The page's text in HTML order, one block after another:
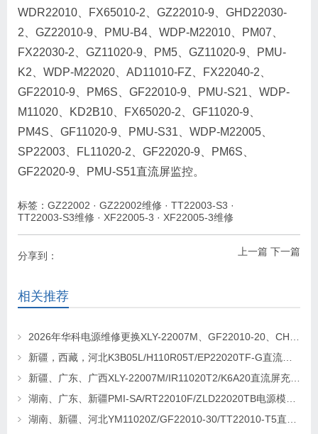
WDR22010、FX65010-2、GZ22010-9、GHD22030-
2、GZ22010-9、PMU-B4、WDP-M22010、PM07、
FX22030-2、GZ11020-9、PM5、GZ11020-9、PMU-
K2、WDP-M22020、AD11010-FZ、FX22040-2、
GF22010-9、PM6S、GF22010-9、PMU-S21、WDP-
M11020、KD2B10、FX65020-2、GF11020-9、
PM4S、GF11020-9、PMU-S31、WDP-M22005、
SP22003、FL11020-2、GF22020-9、PM6S、
GF22020-9、PMU-S51直流屏监控。
标签： GZ22002 · GZ22002维修 · TT22003-S3 ·
TT22003-S3维修 · XF22005-3 · XF22005-3维修
上一篇 下一篇
分享到：
相关推荐
2026年华科电源维修更换XLY-22007M、GF22010-20、CHR-22020直流屏充电模块
新疆，西藏，河北K3B05L/H110R05T/EP22020TF-G直流屏充电模块维修更换
新疆、广东、广西XLY-22007M/IR11020T2/K6A20直流屏充电模块维修更换
湖南、广东、新疆PMI-SA/RT22010F/ZLD22020TB电源模块维修更换
湖南、新疆、河北YM11020Z/GF22010-30/TT22010-T5直流屏充电模块维修更换